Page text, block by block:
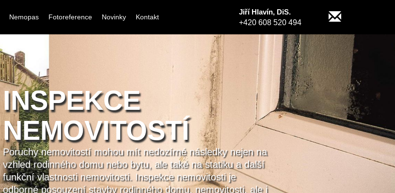
se
Nemopas Fotoreference Novinky Kontakt
Jiří Hlavín, DiS.
+420 608 520 494